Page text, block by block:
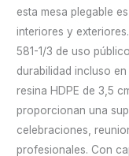
catering
The
Homeweeks
cantidad
esta mesa plegable
interiores y
581-1/3 de uso
durabilidad incluso
resina HDPE de 3,5
proporcionan una
celebraciones,
profesionales. Con